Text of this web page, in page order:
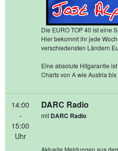
Die EURO TOP 40 ist eine
Hier bekommt ihr jede
verschiedensten Ländern
Eine absolute Hitgarantie
Charts von A wie Austria
14:00
-
15:00
Uhr
DARC Radio
mit DARC Radio
Aktuelle Meldungen aus